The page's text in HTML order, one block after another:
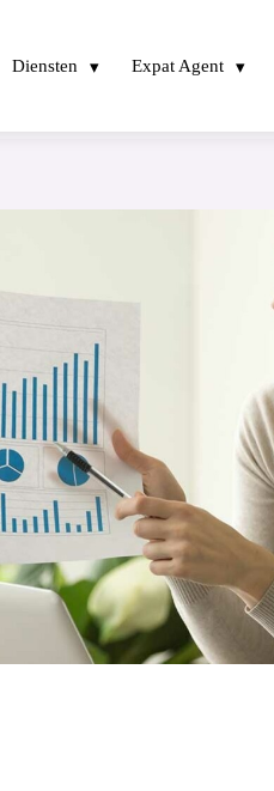
Diensten Expat Agent